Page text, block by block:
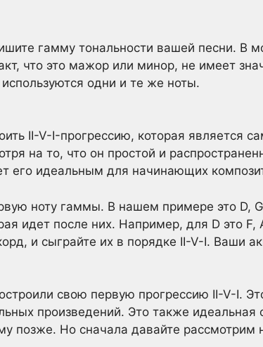
гамму тональности вашей песни. В
что это мажор или минор, не имеет
одни и те же ноты.
II-V-I-прогрессию, которая является
на то, что он простой и
его идеальным для начинающих
ноту гаммы. В нашем примере это D,
идет после них. Например, для D это F,
и сыграйте их в порядке II-V-I. Ваши
свою первую прогрессию II-V-I.
произведений. Это также идеальная
позже. Но сначала давайте рассмотрим